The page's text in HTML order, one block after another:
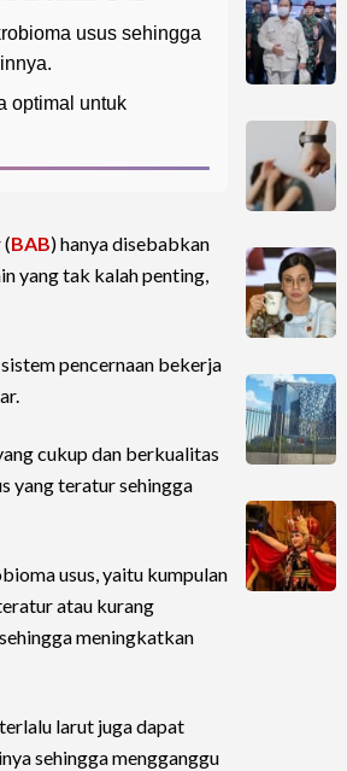
usus sehingga
optimal untuk
(BAB) hanya disebabkan
yang tak kalah penting,
pencernaan bekerja
cukup dan berkualitas
yang teratur sehingga
usus, yaitu kumpulan
atau kurang
meningkatkan
larut juga dapat
sehingga mengganggu